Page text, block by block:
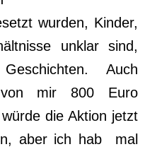
wurden, Kinder,
unklar sind,
Auch
von mir 800 Euro
die Aktion jetzt
aber ich hab mal